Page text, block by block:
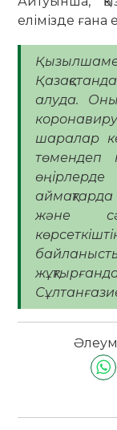
елімізде
алуда.
шаралар
төмендеп
және